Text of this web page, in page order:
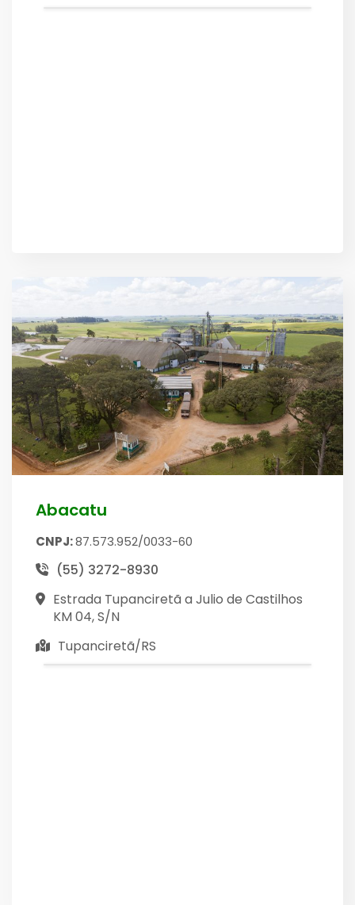
Abacatu
CNPJ:87.573.952/0033-60
(55) 3272-8930
Estrada Tupanciretã a Julio de Castilhos
KM 04, S/N
Tupanciretã/RS